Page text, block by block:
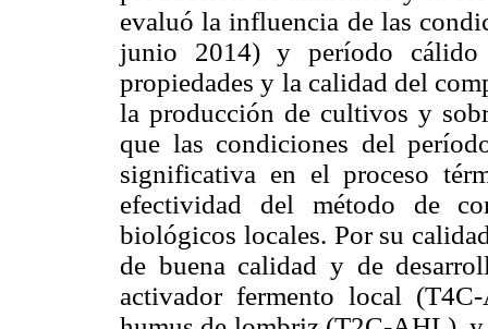
evaluó la influencia de las
junio 2014) y período cálido
propiedades y la calidad del
la producción de cultivos y
que las condiciones del
significativa en el proceso
efectividad del método de
biológicos locales. Por su
de buena calidad y de
activador fermento local